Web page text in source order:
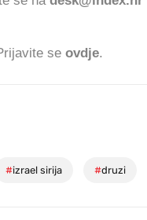
se ovdje.
#izrael sirija #druzi